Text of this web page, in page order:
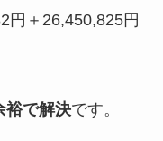
円＋26,450,825円
裕で解決です。